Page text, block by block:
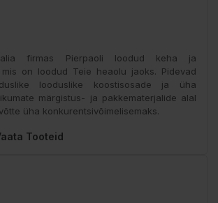
firmas Pierpaoli loodud keha ja
mis on loodud Teie heaolu jaoks. Pidevad
looduslike koostisosade ja üha
märgistus- ja pakkematerjalide alal
üha konkurentsivõimelisemaks.
Tooteid